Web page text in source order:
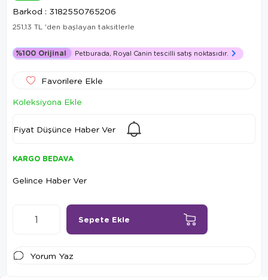
Barkod : 3182550765206
251,13 TL 'den başlayan taksitlerle
%100 Orijinal Petburada, Royal Canin tescilli satış noktasıdır.
Favorilere Ekle
Koleksiyona Ekle
Fiyat Düşünce Haber Ver
KARGO BEDAVA
Gelince Haber Ver
Yorum Yaz